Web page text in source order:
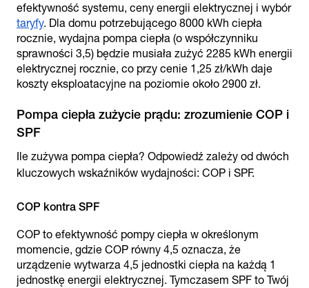
efektywność systemu, ceny energii elektrycznej i wybór
taryfy. Dla domu potrzebującego 8000 kWh ciepła
rocznie, wydajna pompa ciepła (o współczynniku
sprawności 3,5) będzie musiała zużyć 2285 kWh energii
elektrycznej rocznie, co przy cenie 1,25 zł/kWh daje
koszty eksploatacyjne na poziomie około 2900 zł.
Pompa ciepła zużycie prądu: zrozumienie COP i
SPF
Ile zużywa pompa ciepła? Odpowiedź zależy od dwóch
kluczowych wskaźników wydajności: COP i SPF.
COP kontra SPF
COP to efektywność pompy ciepła w określonym
momencie, gdzie COP równy 4,5 oznacza, że
urządzenie wytwarza 4,5 jednostki ciepła na każdą 1
jednostkę energii elektrycznej. Tymczasem SPF to Twój